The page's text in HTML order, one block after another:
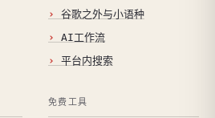
谷歌之外与小语种
AI工作流
平台内搜索
免费工具